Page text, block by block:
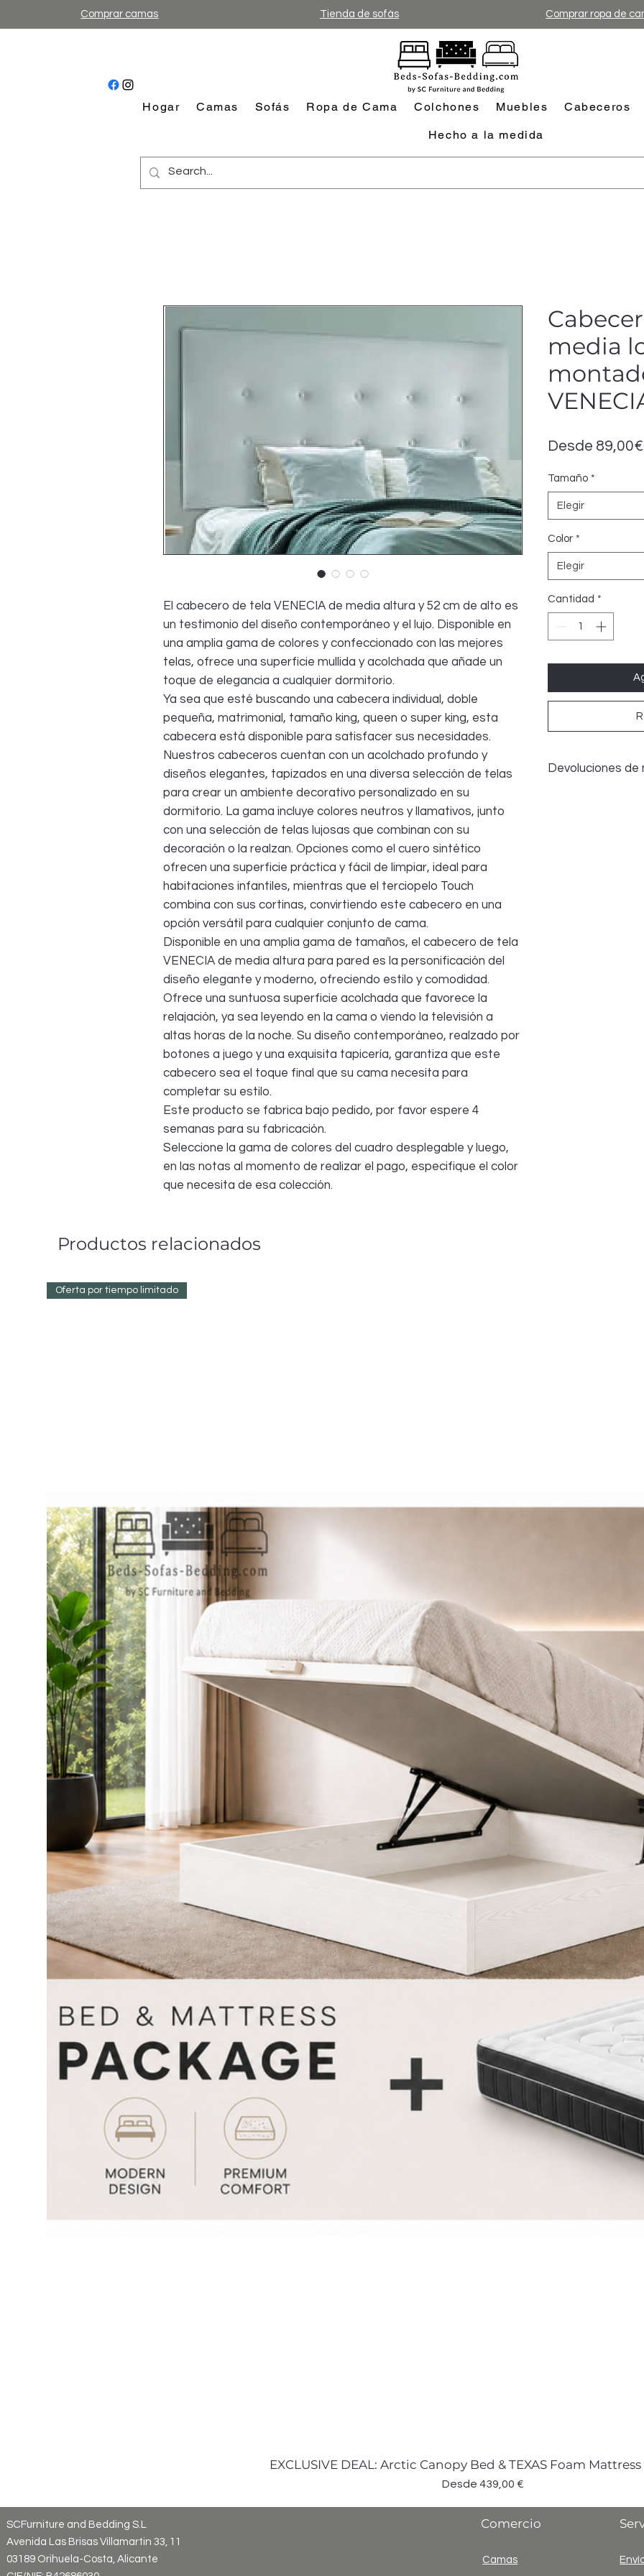
Comprar camas Tienda de sofás Comprar ropa de
Hogar Camas Sofás Ropa de Cama Colchones Muebles Cabeceros
Hecho a la medida
El cabecero de tela VENECIA de media altura y 52 cm de alto es
un testimonio del diseño contemporáneo y el lujo. Disponible en
una amplia gama de colores y confeccionado con las mejores
telas, ofrece una superficie mullida y acolchada que añade un
toque de elegancia a cualquier dormitorio.
Ya sea que esté buscando una cabecera individual, doble
pequeña, matrimonial, tamaño king, queen o super king, esta
cabecera está disponible para satisfacer sus necesidades.
Nuestros cabeceros cuentan con un acolchado profundo y
diseños elegantes, tapizados en una diversa selección de telas
para crear un ambiente decorativo personalizado en su
dormitorio. La gama incluye colores neutros y llamativos, junto
con una selección de telas lujosas que combinan con su
decoración o la realzan. Opciones como el cuero sintético
ofrecen una superficie práctica y fácil de limpiar, ideal para
habitaciones infantiles, mientras que el terciopelo Touch
combina con sus cortinas, convirtiendo este cabecero en una
opción versátil para cualquier conjunto de cama.
Disponible en una amplia gama de tamaños, el cabecero de tela
VENECIA de media altura para pared es la personificación del
diseño elegante y moderno, ofreciendo estilo y comodidad.
Ofrece una suntuosa superficie acolchada que favorece la
relajación, ya sea leyendo en la cama o viendo la televisión a
altas horas de la noche. Su diseño contemporáneo, realzado por
botones a juego y una exquisita tapicería, garantiza que este
cabecero sea el toque final que su cama necesita para
completar su estilo.
Este producto se fabrica bajo pedido, por favor espere 4
semanas para su fabricación.
Seleccione la gama de colores del cuadro desplegable y luego,
en las notas al momento de realizar el pago, especifique el color
que necesita de esa colección.
media
Desde 89,00€
Tamaño *
Elegir
Color *
Elegir
Cantidad *
Devoluciones de
Productos relacionados
Oferta por tiempo limitado
EXCLUSIVE DEAL: Arctic Canopy Bed & TEXAS Foam
Desde 439,00 €
Precio de oferta
SCFurniture and Bedding S.L
Avenida Las Brisas Villamartin 33, 11
03189 Orihuela-Costa, Alicante
Comercio
Camas